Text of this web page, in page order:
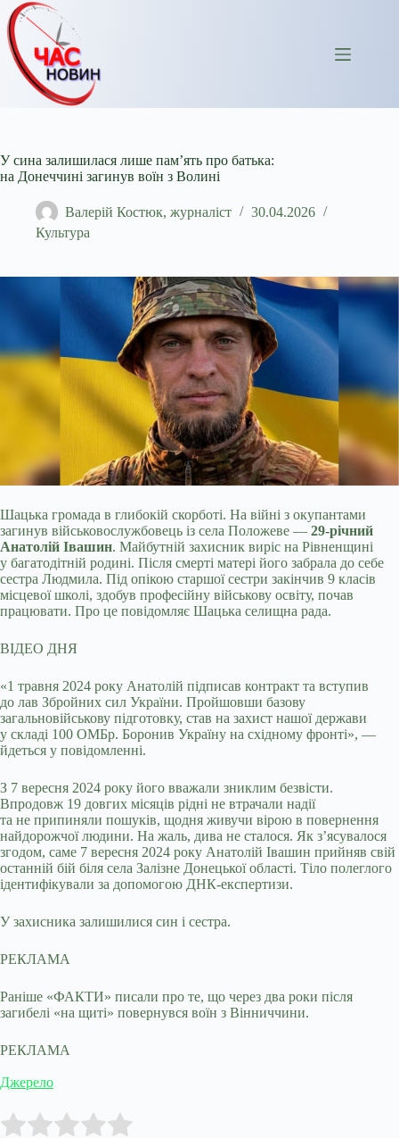
Перейти
до
вмісту
У сина залишилася лише пам’ять про батька:
на Донеччині загинув воїн з Волині
Валерій Костюк, журналіст
30.04.2026
Культура
Шацька громада в глибокій скорботі. На війні з окупантами
загинув військовослужбовець із села Положеве — 29-річний
Анатолій Івашин. Майбутній захисник виріс на Рівненщині
у багатодітній родині. Після смерті матері його забрала до себе
сестра Людмила. Під опікою старшої сестри закінчив 9 класів
місцевої школі, здобув професійну військову освіту, почав
працювати. Про це повідомляє Шацька селищна рада.
ВІДЕО ДНЯ
«1 травня 2024 року Анатолій підписав контракт та вступив
до лав Збройних сил України. Пройшовши базову
загальновійськову підготовку, став на захист нашої держави
у складі 100 ОМБр. Боронив Україну на східному фронті», —
йдеться у повідомленні.
З 7 вересня 2024 року його вважали зниклим безвісти.
Впродовж 19 довгих місяців рідні не втрачали надії
та не припиняли пошуків, щодня живучи вірою в повернення
найдорожчої людини. На жаль, дива не сталося. Як з’ясувалося
згодом, саме 7 вересня 2024 року Анатолій Івашин прийняв свій
останній бій біля села Залізне Донецької області. Тіло полеглого
ідентифікували за допомогою ДНК-експертизи.
У захисника залишилися син і сестра.
РЕКЛАМА
Раніше «ФАКТИ» писали про те, що через два роки після
загибелі «на щиті» повернувся воїн з Вінниччини.
РЕКЛАМА
Джерело
Rate this item: